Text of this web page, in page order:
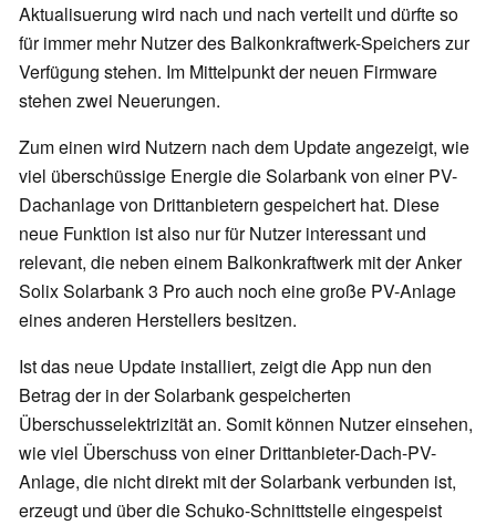
Aktualisuerung wird nach und nach verteilt und dürfte so
für immer mehr Nutzer des Balkonkraftwerk-Speichers zur
Verfügung stehen. Im Mittelpunkt der neuen Firmware
stehen zwei Neuerungen.
Zum einen wird Nutzern nach dem Update angezeigt, wie
viel überschüssige Energie die Solarbank von einer PV-
Dachanlage von Drittanbietern gespeichert hat. Diese
neue Funktion ist also nur für Nutzer interessant und
relevant, die neben einem Balkonkraftwerk mit der Anker
Solix Solarbank 3 Pro auch noch eine große PV-Anlage
eines anderen Herstellers besitzen.
Ist das neue Update installiert, zeigt die App nun den
Betrag der in der Solarbank gespeicherten
Überschusselektrizität an. Somit können Nutzer einsehen,
wie viel Überschuss von einer Drittanbieter-Dach-PV-
Anlage, die nicht direkt mit der Solarbank verbunden ist,
erzeugt und über die Schuko-Schnittstelle eingespeist